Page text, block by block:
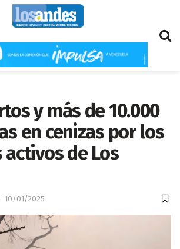
y más de 10.000
en cenizas por los
de Los
10/01/2025